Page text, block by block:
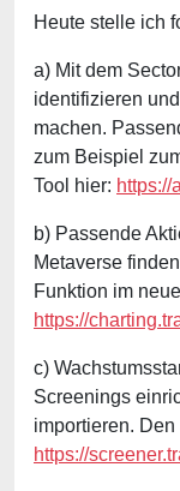
Heute stelle ich
a) Mit dem
identifizieren
machen.
zum Beispiel
Tool hier: https://
b) Passende
Metaverse
Funktion im
https://
c)
Screenings
importieren.
https://